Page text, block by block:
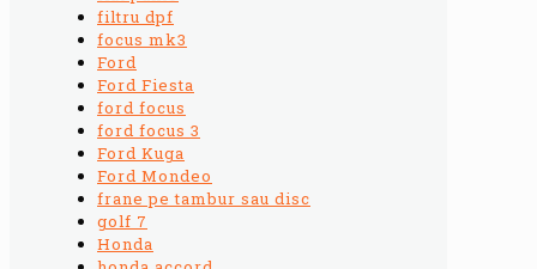
filtru dpf
focus mk3
Ford
Ford Fiesta
ford focus
ford focus 3
Ford Kuga
Ford Mondeo
frane pe tambur sau disc
golf 7
Honda